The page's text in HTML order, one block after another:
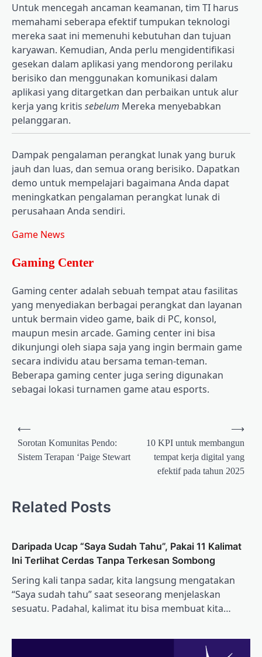
Untuk mencegah ancaman keamanan, tim TI harus
memahami seberapa efektif tumpukan teknologi
mereka saat ini memenuhi kebutuhan dan tujuan
karyawan. Kemudian, Anda perlu mengidentifikasi
gesekan dalam aplikasi yang mendorong perilaku
berisiko dan menggunakan komunikasi dalam
aplikasi yang ditargetkan dan perbaikan untuk alur
kerja yang kritis sebelum Mereka menyebabkan
pelanggaran.
Dampak pengalaman perangkat lunak yang buruk
jauh dan luas, dan semua orang berisiko. Dapatkan
demo untuk mempelajari bagaimana Anda dapat
meningkatkan pengalaman perangkat lunak di
perusahaan Anda sendiri.
Game News
Gaming Center
Gaming center adalah sebuah tempat atau fasilitas
yang menyediakan berbagai perangkat dan layanan
untuk bermain video game, baik di PC, konsol,
maupun mesin arcade. Gaming center ini bisa
dikunjungi oleh siapa saja yang ingin bermain game
secara individu atau bersama teman-teman.
Beberapa gaming center juga sering digunakan
sebagai lokasi turnamen game atau esports.
Post
navigation
⟵
Sorotan Komunitas Pendo:
Sistem Terapan ‘Paige Stewart
10 KPI untuk membangun
tempat kerja digital yang
efektif pada tahun 2025
⟶
Related Posts
Daripada Ucap “Saya Sudah Tahu”, Pakai 11 Kalimat
Ini Terlihat Cerdas Tanpa Terkesan Sombong
Sering kali tanpa sadar, kita langsung mengatakan
“Saya sudah tahu” saat seseorang menjelaskan
sesuatu. Padahal, kalimat itu bisa membuat kita…